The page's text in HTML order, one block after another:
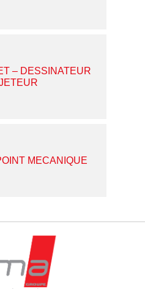
– DESSINATEUR
MECANIQUE